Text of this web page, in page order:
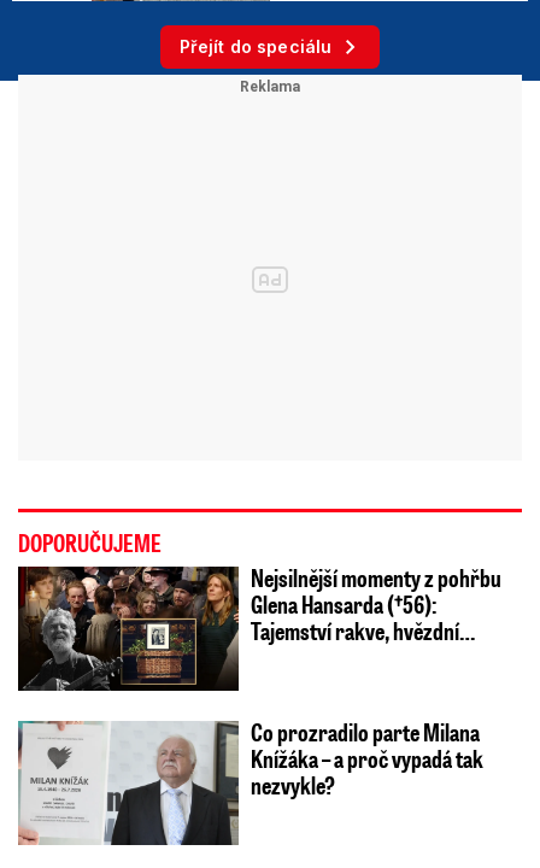
Přejít do speciálu
DOPORUČUJEME
Nejsilnější momenty z pohřbu
Glena Hansarda (†56):
Tajemství rakve, hvězdní…
Co prozradilo parte Milana
Knížáka – a proč vypadá tak
nezvykle?